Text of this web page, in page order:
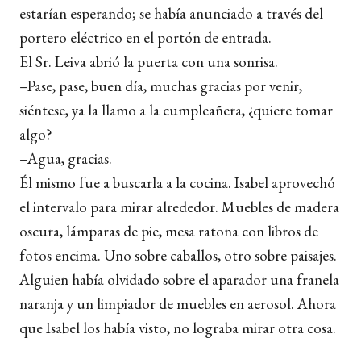
estarían esperando; se había anunciado a través del
portero eléctrico en el portón de entrada.
El Sr. Leiva abrió la puerta con una sonrisa.
–Pase, pase, buen día, muchas gracias por venir,
siéntese, ya la llamo a la cumpleañera, ¿quiere tomar
algo?
–Agua, gracias.
Él mismo fue a buscarla a la cocina. Isabel aprovechó
el intervalo para mirar alrededor. Muebles de madera
oscura, lámparas de pie, mesa ratona con libros de
fotos encima. Uno sobre caballos, otro sobre paisajes.
Alguien había olvidado sobre el aparador una franela
naranja y un limpiador de muebles en aerosol. Ahora
que Isabel los había visto, no lograba mirar otra cosa.